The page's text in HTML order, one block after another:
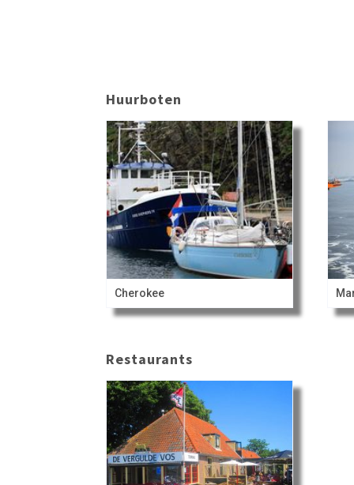
Huurboten
Cherokee
Restaurants